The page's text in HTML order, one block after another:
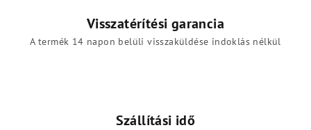
Visszatérítési garancia
A termék 14 napon belüli visszaküldése indoklás nélkül
Szállítási idő